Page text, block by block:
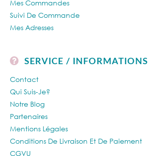
Mes Commandes
Suivi De Commande
Mes Adresses
SERVICE / INFORMATIONS
Contact
Qui Suis-Je?
Notre Blog
Partenaires
Mentions Légales
Conditions De Livraison Et De Paiement
CGVU